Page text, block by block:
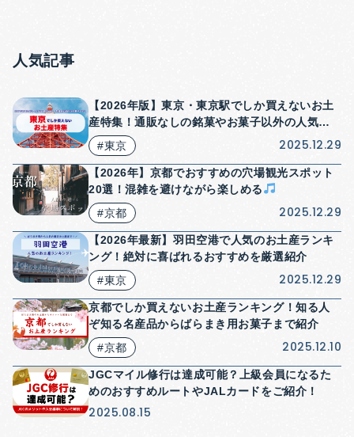
人気記事
【2026年版】東京・東京駅でしか買えないお土
産特集！通販なしの銘菓やお菓子以外の人気商
品も紹介！
#東京 2025.12.29
【2026年】京都でおすすめの穴場観光スポット
20選！混雑を避けながら楽しめる
#京都
2025.12.29
【2026年最新】羽田空港で人気のお土産ランキ
ング！絶対に喜ばれるおすすめを厳選紹介
#東京
2025.12.29
京都でしか買えないお土産ランキング！知る人
ぞ知る名産品からばらまき用お菓子まで紹介
#京都
2025.12.10
JGCマイル修行は達成可能？上級会員になるた
めのおすすめルートやJALカードをご紹介！
2025.08.15